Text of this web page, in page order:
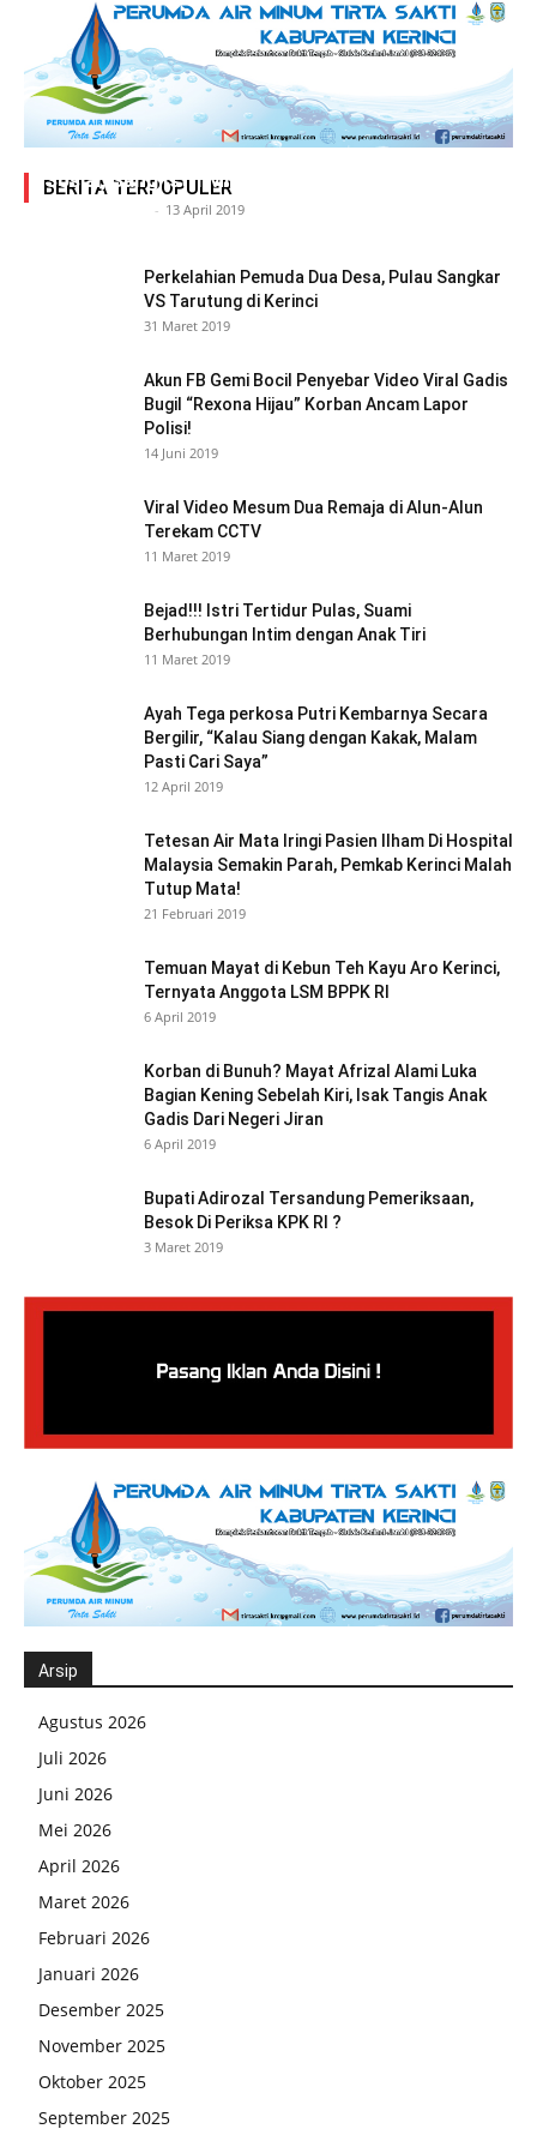
BERITA TERPOPULER
Adegan Ranjang Dua Kadis, Perhubungan Vs
Sosial, Sang Istri Miliki Bukti Video Mesum Hot
- 13 April 2019
Perkelahian Pemuda Dua Desa, Pulau Sangkar
VS Tarutung di Kerinci
31 Maret 2019
Akun FB Gemi Bocil Penyebar Video Viral Gadis
Bugil “Rexona Hijau” Korban Ancam Lapor
Polisi!
14 Juni 2019
Viral Video Mesum Dua Remaja di Alun-Alun
Terekam CCTV
11 Maret 2019
Bejad!!! Istri Tertidur Pulas, Suami
Berhubungan Intim dengan Anak Tiri
11 Maret 2019
Ayah Tega perkosa Putri Kembarnya Secara
Bergilir, “Kalau Siang dengan Kakak, Malam
Pasti Cari Saya”
12 April 2019
Tetesan Air Mata Iringi Pasien Ilham Di Hospital
Malaysia Semakin Parah, Pemkab Kerinci Malah
Tutup Mata!
21 Februari 2019
Temuan Mayat di Kebun Teh Kayu Aro Kerinci,
Ternyata Anggota LSM BPPK RI
6 April 2019
Korban di Bunuh? Mayat Afrizal Alami Luka
Bagian Kening Sebelah Kiri, Isak Tangis Anak
Gadis Dari Negeri Jiran
6 April 2019
Bupati Adirozal Tersandung Pemeriksaan,
Besok Di Periksa KPK RI ?
3 Maret 2019
Arsip
Agustus 2026
Juli 2026
Juni 2026
Mei 2026
April 2026
Maret 2026
Februari 2026
Januari 2026
Desember 2025
November 2025
Oktober 2025
September 2025